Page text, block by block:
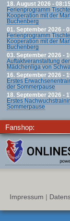
18. August 2026 -
Ferienprogramm
Kooperation mit der
Buchenberg
01. September 2026 -
Ferienprogramm
Kooperation mit der
Buchenberg
03. September 2026 -
Auftaktveranstaltung der
Mädchenliga von
16. September 2026 -
Erstes
der Sommerpause
18. September 2026 -
Erstes
Sommerpause
Fanshop:
Impressum |